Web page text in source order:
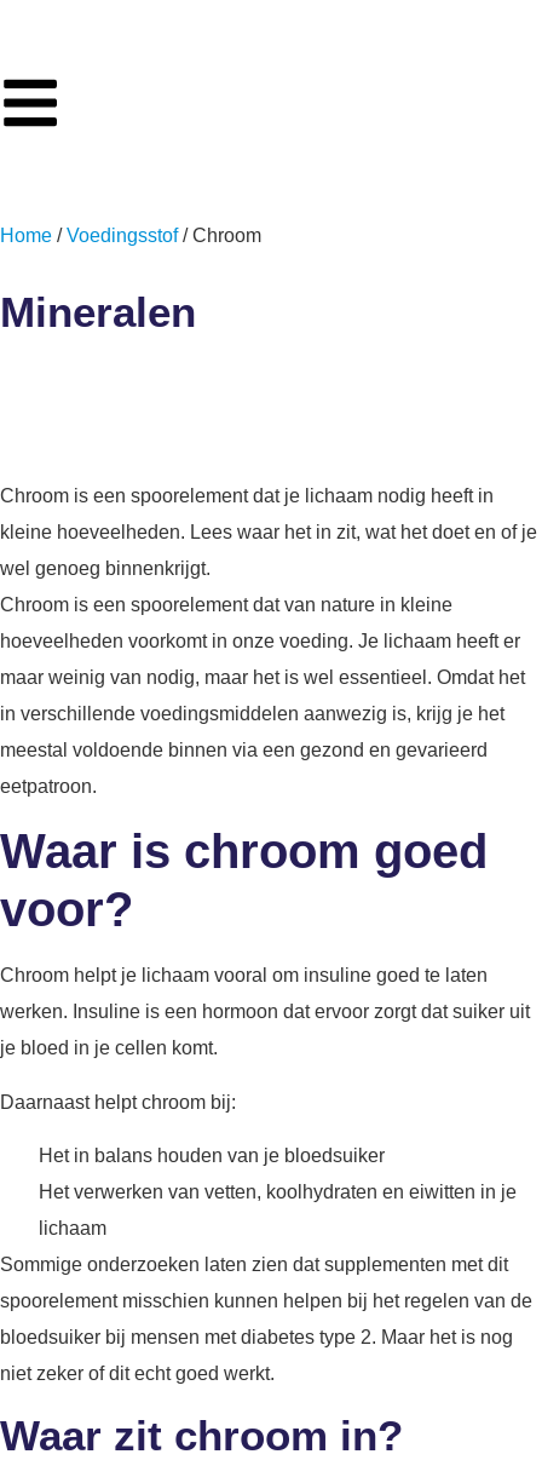
Home /Voedingsstof/ Chroom
Mineralen
Chroom is een spoorelement dat je lichaam nodig heeft in
kleine hoeveelheden. Lees waar het in zit, wat het doet en of je
wel genoeg binnenkrijgt.
Chroom is een spoorelement dat van nature in kleine
hoeveelheden voorkomt in onze voeding. Je lichaam heeft er
maar weinig van nodig, maar het is wel essentieel. Omdat het
in verschillende voedingsmiddelen aanwezig is, krijg je het
meestal voldoende binnen via een gezond en gevarieerd
eetpatroon.
Waar is chroom goed
voor?
Chroom helpt je lichaam vooral om insuline goed te laten
werken. Insuline is een hormoon dat ervoor zorgt dat suiker uit
je bloed in je cellen komt.
Daarnaast helpt chroom bij:
Het in balans houden van je bloedsuiker
Het verwerken van vetten, koolhydraten en eiwitten in je
lichaam
Sommige onderzoeken laten zien dat supplementen met dit
spoorelement misschien kunnen helpen bij het regelen van de
bloedsuiker bij mensen met diabetes type 2. Maar het is nog
niet zeker of dit echt goed werkt.
Waar zit chroom in?